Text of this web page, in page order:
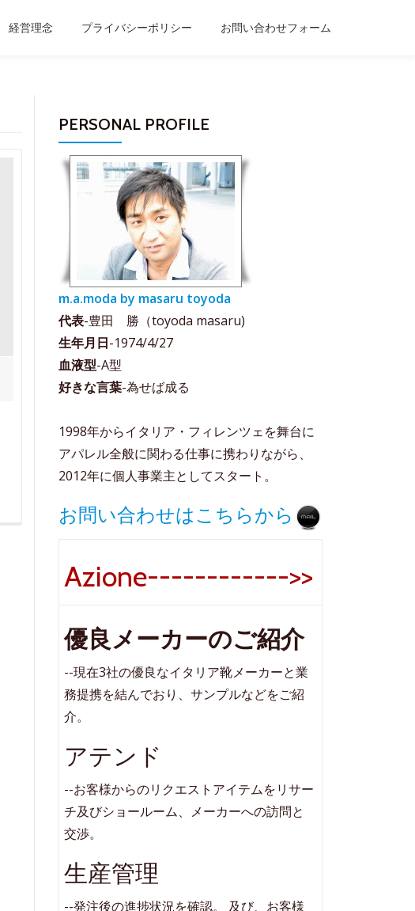
経営理念 プライバシーポリシー お問い合わせフォーム
PERSONAL PROFILE
m.a.moda by masaru toyoda
代表-豊田 勝（toyoda masaru)
生年月日-1974/4/27
血液型-A型
好きな言葉-為せば成る
1998年からイタリア・フィレンツェを舞台に
アパレル全般に関わる仕事に携わりながら、
2012年に個人事業主としてスタート。
お問い合わせはこちらから
Azione------------>>
優良メーカーのご紹介
--現在3社の優良なイタリア靴メーカーと業
務提携を結んでおり、サンプルなどをご紹
介。
アテンド
--お客様からのリクエストアイテムをリサー
チ及びショールーム、メーカーへの訪問と
交渉。
生産管理
--発注後の進捗状況を確認。 及び、お客様